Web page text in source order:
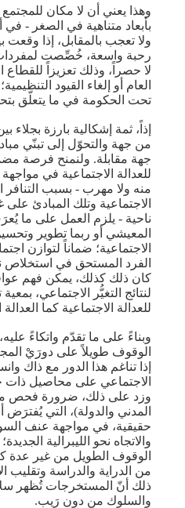
وهذا يعني أن لا مكان للمجتمع
بأبعاد متناهية في الصغر - في
ولا تعجب بالمقابل، إذا وقعت
رحبة واسعة، خُصِّصت
لا حصراً، وذلك تعزيزاً
العام أو إلغاء القيود
تحت الحكومة في ما يتعلّق
إذاً، ثمة إشكالية بارزة بجلاء
من جهة والتحوّل إلى تبنّي
جهة مقابلة. ولنمنح فرصة
للعدالة الاجتماعية في
منه ولا مهرب - بسبب التنافر
الاجتماعية وتلك المبادئ
ناحية - يلزم العمل على ما
المعيشي أو ربما تطوير
الاجتماعية؛ ضماناً لتوازن
الفرد المستحق في استخلاص
كان ذلك كذلك، يمكن فهم
لنتائج التغيُّر الاجتماعي،
للعدالة الاجتماعية كما
وبناءً على ما تقدّم واتكاءً
الوقوف طويلاً على دورَيْ
إذا تناغم هذا الدور مع ذاك
الاجتماعي على محاصيل ذات
وزد على ذلك، ضرورة فحص
المدني والدولة)، التي
حقيقية، في مواجهة عنف
والاتجاه نحو الليبرالية
الوقوف الطويل من غير عدة
من الدراية والدراسة وتقليب
ذلك أنّ المستخرجات تُظهر
والسلوك من دون رَيب.